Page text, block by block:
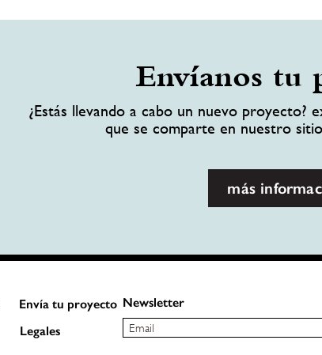
Envíanos tu
¿Estás llevando a cabo un nuevo proyecto?
que se comparte en nuestro
más
Envía tu proyecto
Legales
Newsletter